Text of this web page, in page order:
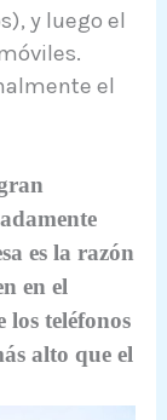
y luego el
el
es la razón
en el
los teléfonos
alto que el